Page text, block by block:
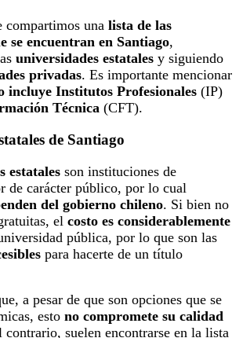
una lista de las
se encuentran en Santiago,
universidades estatales y siguiendo
privadas. Es importante mencionar
incluye Institutos Profesionales (IP)
Técnica (CFT).
de Santiago
estatales son instituciones de
de carácter público, por lo cual
del gobierno chileno. Si bien no
el costo es considerablemente
pública, por lo que son las
para hacerte de un título
a pesar de que son opciones que se
esto no compromete su calidad
contrario, suelen encontrarse en la lista